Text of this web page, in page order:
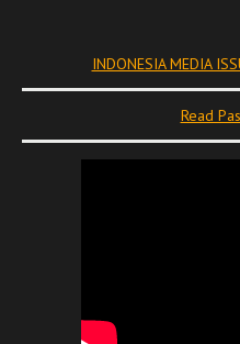
INDONESIA MEDIA
Read